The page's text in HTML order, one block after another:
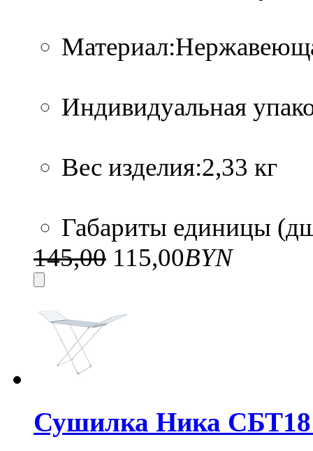
Индивидуальная
Вес изделия:2,33 кг
Габариты единицы
145,00 115,00BYN
Сушилка Ника СБТ18